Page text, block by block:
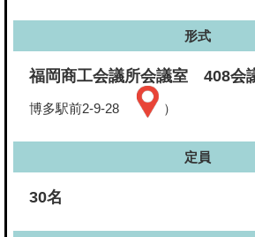
形式
福岡商工会議所会議室 408会
博多駅前2-9-28 ）
定員
30名